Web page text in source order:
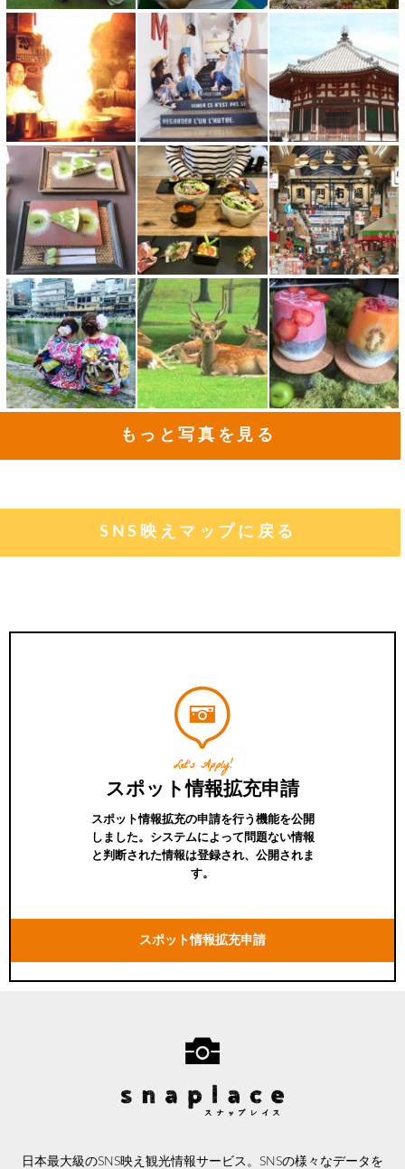
もっと写真を見る
SNS映えマップに戻る
Let's Apply!
スポット情報拡充申請
スポット情報拡充の申請を行う機能を公開
しました。システムによって問題ない情報
と判断された情報は登録され、公開されま
す。
スポット情報拡充申請
日本最大級のSNS映え観光情報サービス。SNSの様々なデータを